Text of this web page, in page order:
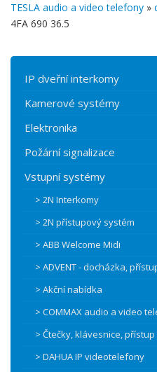
TESLA audio a video telefony »
4FA 690 36.5
IP dveřní interkomy
Kamerové systémy
Elektronika
Požární signalizace
Vstupní systémy
> 2N Interkomy
> 2N přístupový systém
> ABB Welcome Midi
> ADVENT - docházka,
> Akční nabídka
> COMMAX audio a video
> Čtečky, klávesnice, přístup
> DAHUA IP videotelefony